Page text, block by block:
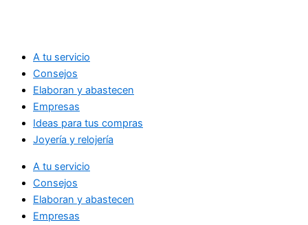
A tu servicio
Consejos
Elaboran y abastecen
Empresas
Ideas para tus compras
Joyería y relojería
A tu servicio
Consejos
Elaboran y abastecen
Empresas